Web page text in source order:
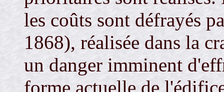
les coûts sont défrayés
1868), réalisée dans la
un danger imminent
forme actuelle de